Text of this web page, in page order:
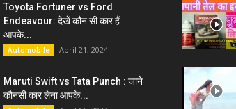
Toyota Fortuner vs Ford
Endeavour: देखें कौन सी कार हैं
आपके...
Automobile April 21, 2024
Maruti Swift vs Tata Punch : जाने
कौनसी कार लेना आपके...